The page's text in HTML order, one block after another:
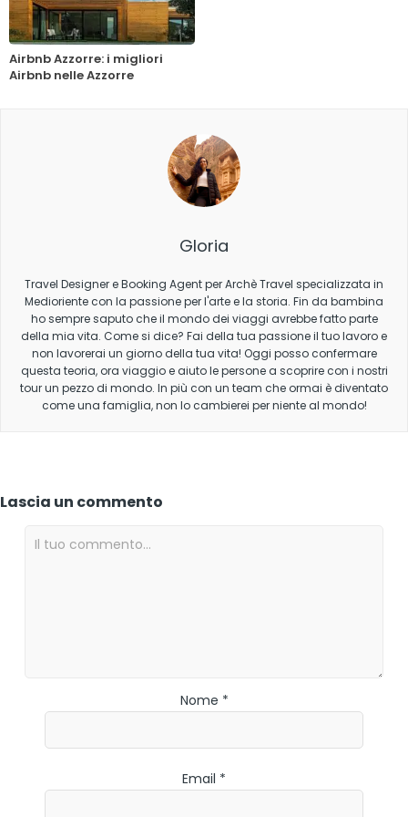
Airbnb Azzorre: i migliori
Airbnb nelle Azzorre
Gloria
Travel Designer e Booking Agent per Archè Travel specializzata in
Medioriente con la passione per l'arte e la storia. Fin da bambina
ho sempre saputo che il mondo dei viaggi avrebbe fatto parte
della mia vita. Come si dice? Fai della tua passione il tuo lavoro e
non lavorerai un giorno della tua vita! Oggi posso confermare
questa teoria, ora viaggio e aiuto le persone a scoprire con i nostri
tour un pezzo di mondo. In più con un team che ormai è diventato
come una famiglia, non lo cambierei per niente al mondo!
Lascia un commento
Nome *
Email *